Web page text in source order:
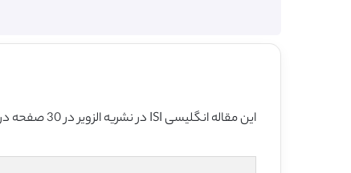
این مقاله انگلیسی ISI در نشریه الزویر در 30 صفحه در سال 2017 منتشر شده و ترجمه آن 23 صفحه بوده و آماده دانلود رایگان می باشد.